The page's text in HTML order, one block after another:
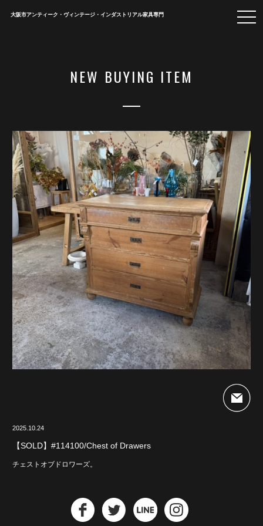
大阪市アンティーク・ヴィンテージ・インダストリアル家具専門
NEW BUYING ITEM
2025.10.24
【SOLD】#114100/Chest of Drawers
チェストオブドロワーズ。